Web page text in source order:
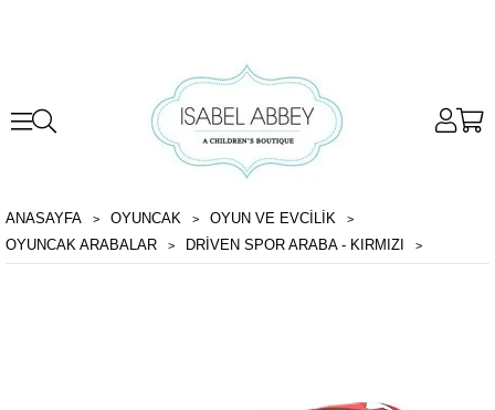
ANASAYFA OYUNCAK
OYUN VE EVCILIK
OYUNCAK ARABALAR
DRIVEN SPOR ARABA - KIRMIZI